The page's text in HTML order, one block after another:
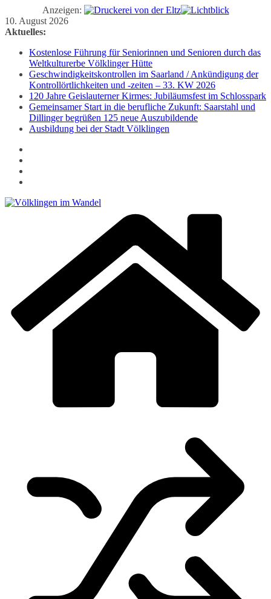
Anzeigen:
Zum
Inhalt
10. August 2026
Aktuelles:
Kostenlose Führung für Seniorinnen und Senioren durch das
Weltkulturerbe Völklinger Hütte
Geschwindigkeitskontrollen im Saarland / Ankündigung der
Kontrollörtlichkeiten und -zeiten – 33. KW 2026
120 Jahre Geislauterner Kirmes: Jubiläumsfest im Schlosspark
Gemeinsamer Start in die berufliche Zukunft: Saarstahl und
Dillinger begrüßen 125 neue Auszubildende
Ausbildung bei der Stadt Völklingen